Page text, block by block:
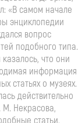
«В самом начале
энциклопедии
вопрос
подобного типа.
что они
информация
статьях о музеях.
действительно
М. Некрасова,
статьи,